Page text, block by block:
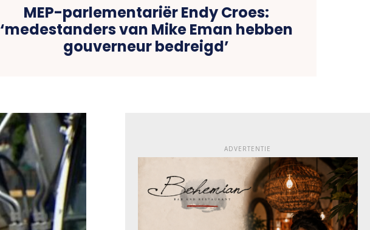
MEP-parlementariër Endy Croes:
‘medestanders van Mike Eman hebben
gouverneur bedreigd’